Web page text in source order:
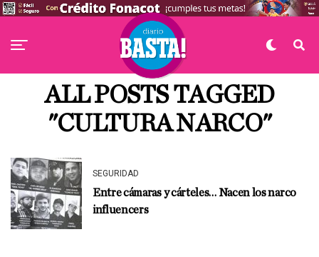
ALL POSTS TAGGED
"CULTURA NARCO"
SEGURIDAD
Entre cámaras y cárteles… Nacen los narco
influencers